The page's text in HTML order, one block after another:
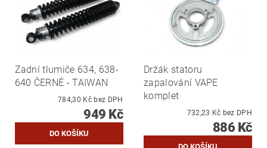
Zadní tlumiče 634, 638-
640 ČERNÉ - TAIWAN
784,30 Kč bez DPH
949 Kč
Držák statoru
zapalování VAPE
komplet
732,23 Kč bez DPH
886 Kč